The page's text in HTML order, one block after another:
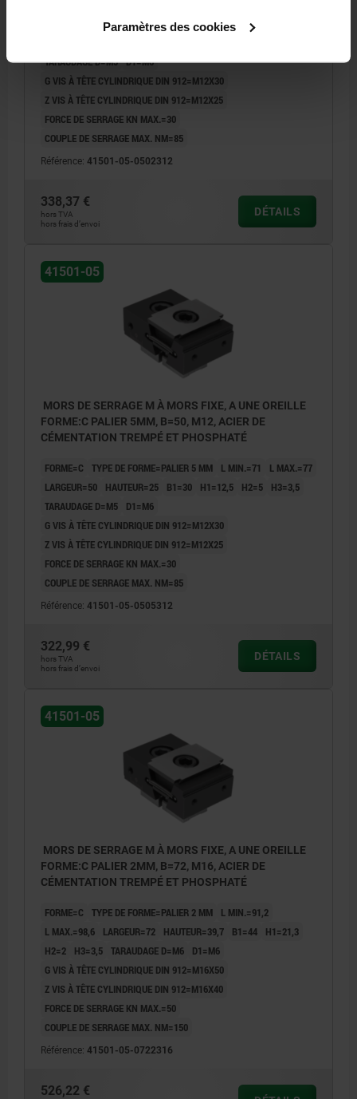
Paramètres des cookies
TYPE DE FORME=PALIER 2 MM L MIN.=71
TARAUDAGE D=M5 D1=M6
G VIS À TÊTE CYLINDRIQUE DIN 912=M12X30
Z VIS À TÊTE CYLINDRIQUE DIN 912=M12X25
FORCE DE SERRAGE KN MAX.=30
COUPLE DE SERRAGE MAX. NM=85
Référence: 41501-05-0502312
338,37 €
hors TVA
hors frais d’envoi
DÉTAILS
41501-05
MORS DE SERRAGE M À MORS FIXE, A UNE OREILLE
FORME:C PALIER 5MM, B=50, M12, ACIER DE
CÉMENTATION TREMPÉ ET PHOSPHATÉ
FORME=C TYPE DE FORME=PALIER 5 MM L MIN.=71
L MAX.=77
LARGEUR=50
HAUTEUR=25 B1=30 H1=12,5 H2=5
H3=3,5
TARAUDAGE D=M5
D1=M6
G VIS À TÊTE CYLINDRIQUE DIN 912=M12X30
Z VIS À TÊTE CYLINDRIQUE DIN 912=M12X25
FORCE DE SERRAGE KN MAX.=30
COUPLE DE SERRAGE MAX. NM=85
Référence: 41501-05-0505312
322,99 €
hors TVA
hors frais d’envoi
DÉTAILS
41501-05
MORS DE SERRAGE M À MORS FIXE, A UNE OREILLE
FORME:C PALIER 2MM, B=72, M16, ACIER DE
CÉMENTATION TREMPÉ ET PHOSPHATÉ
FORME=C TYPE DE FORME=PALIER 2 MM
L MIN.=91,2
L MAX.=98,6
LARGEUR=72 HAUTEUR=39,7 B1=44
H1=21,3
H2=2
H3=3,5 TARAUDAGE D=M6
D1=M6
G VIS À TÊTE CYLINDRIQUE DIN 912=M16X50
Z VIS À TÊTE CYLINDRIQUE DIN 912=M16X40
FORCE DE SERRAGE KN MAX.=50
COUPLE DE SERRAGE MAX. NM=150
Référence: 41501-05-0722316
526,22 €